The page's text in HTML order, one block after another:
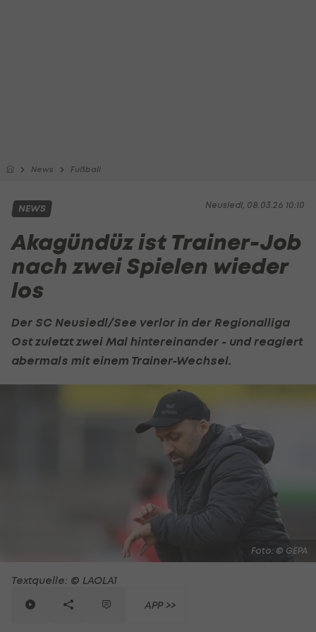
News Fußball
Neusiedl, 08.03.26 10:10
NEWS
Akagündüz ist Trainer-Job
nach zwei Spielen wieder
los
Der SC Neusiedl/See verlor in der Regionalliga
Ostzuletzt zwei Mal hintereinander - und reagiert
abermals mit einem Trainer-Wechsel.
Foto: © GEPA
Textquelle: © LAOLA1
APP >>